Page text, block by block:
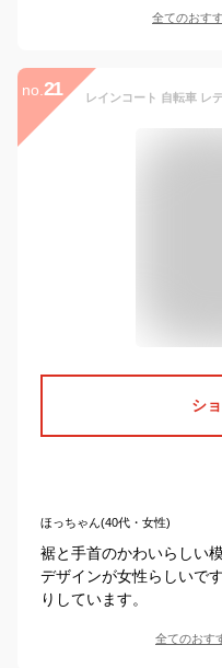
全てのおす
no. 21
シ
ほっちゃん(40代・女性)
裾と手首のかわいらしい
デザインが女性らしいで
りしています。
全てのおす